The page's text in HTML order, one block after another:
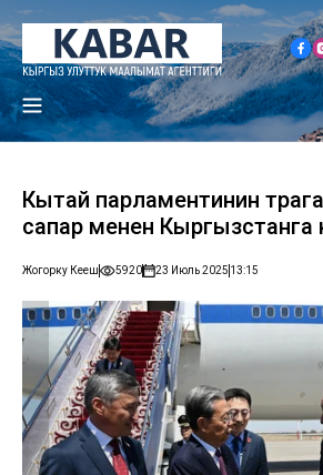
Кытай парламентинин
сапар менен Кыргызстанга
Жогорку Кеңеш 5920 23 Июль 2025 13:15